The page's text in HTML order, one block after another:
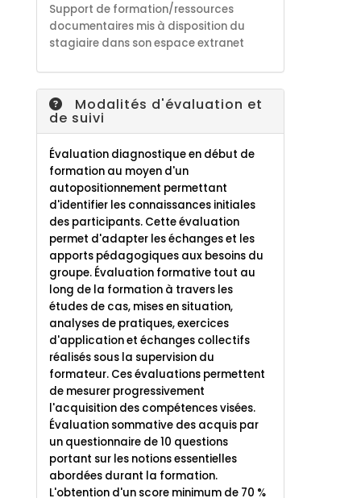
Support de formation/ressources
documentaires mis à disposition du
stagiaire dans son espace extranet
Modalités d'évaluation et
de suivi
Évaluation diagnostique en début de
formation au moyen d'un
autopositionnement permettant
d'identifier les connaissances initiales
des participants. Cette évaluation
permet d'adapter les échanges et les
apports pédagogiques aux besoins du
groupe. Évaluation formative tout au
long de la formation à travers les
études de cas, mises en situation,
analyses de pratiques, exercices
d'application et échanges collectifs
réalisés sous la supervision du
formateur. Ces évaluations permettent
de mesurer progressivement
l'acquisition des compétences visées.
Évaluation sommative des acquis par
un questionnaire de 10 questions
portant sur les notions essentielles
abordées durant la formation.
L'obtention d'un score minimum de 70 %